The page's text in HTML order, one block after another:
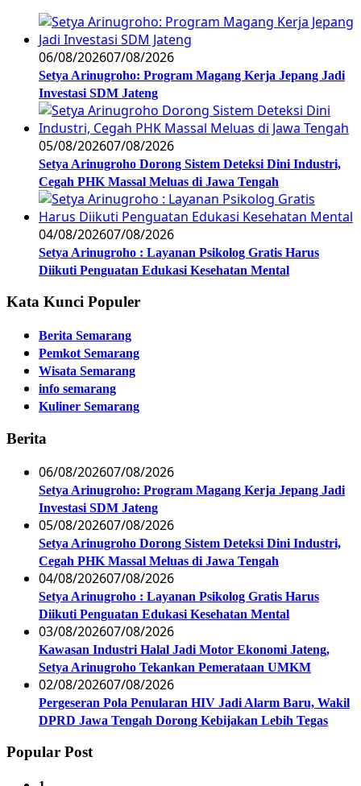
06/08/202607/08/2026
Setya Arinugroho: Program Magang Kerja Jepang Jadi
Investasi SDM Jateng
05/08/202607/08/2026
Setya Arinugroho Dorong Sistem Deteksi Dini Industri,
Cegah PHK Massal Meluas di Jawa Tengah
04/08/202607/08/2026
Setya Arinugroho : Layanan Psikolog Gratis Harus
Diikuti Penguatan Edukasi Kesehatan Mental
Kata Kunci Populer
Berita Semarang
Pemkot Semarang
Wisata Semarang
info semarang
Kuliner Semarang
Berita
06/08/202607/08/2026
Setya Arinugroho: Program Magang Kerja Jepang Jadi
Investasi SDM Jateng
05/08/202607/08/2026
Setya Arinugroho Dorong Sistem Deteksi Dini Industri,
Cegah PHK Massal Meluas di Jawa Tengah
04/08/202607/08/2026
Setya Arinugroho : Layanan Psikolog Gratis Harus
Diikuti Penguatan Edukasi Kesehatan Mental
03/08/202607/08/2026
Kawasan Industri Halal Jadi Motor Ekonomi Jateng,
Setya Arinugroho Tekankan Pemerataan UMKM
02/08/202607/08/2026
Pergeseran Pola Penularan HIV Jadi Alarm Baru, Wakil
DPRD Jawa Tengah Dorong Kebijakan Lebih Tegas
Popular Post